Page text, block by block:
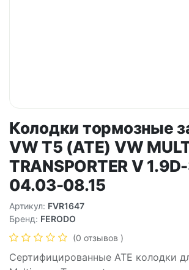
Колодки тормозные
VW T5 (ATE) VW
TRANSPORTER V
04.03-08.15
Артикул: FVR1647
Бренд: FERODO
(0 отзывов )
Сертифицированные ATE колодки